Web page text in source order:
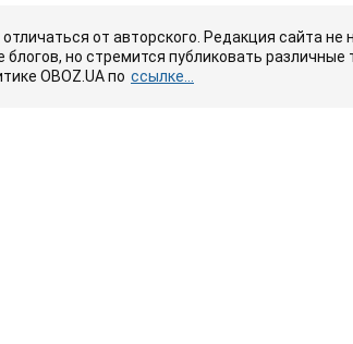
от авторского. Редакция сайта не
но стремится публиковать различные
OBOZ.UA по ссылке...